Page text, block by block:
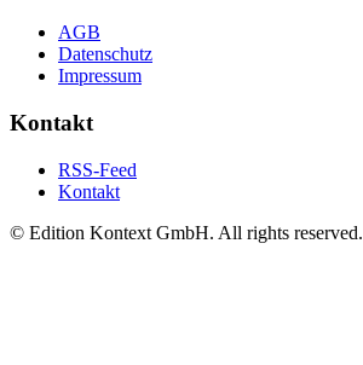
AGB
Datenschutz
Impressum
Kontakt
RSS-Feed
Kontakt
© Edition Kontext GmbH. All rights reserved.